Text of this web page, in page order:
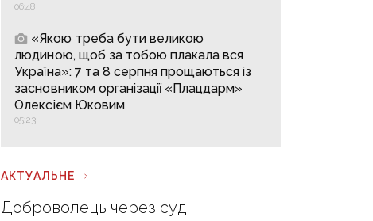
06:48
«Якою треба бути великою
людиною, щоб за тобою плакала вся
Україна»: 7 та 8 серпня прощаються із
засновником організації «Плацдарм»
Олексієм Юковим
05:23
АКТУАЛЬНЕ
Доброволець через суд